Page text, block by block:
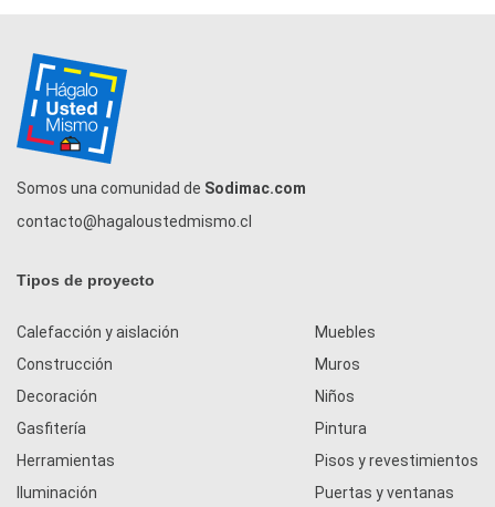
Somos una comunidad de Sodimac.com
contacto@hagaloustedmismo.cl
Tipos de proyecto
Calefacción y aislación
Construcción
Decoración
Gasfitería
Herramientas
Iluminación
Muebles
Muros
Niños
Pintura
Pisos y revestimientos
Puertas y ventanas